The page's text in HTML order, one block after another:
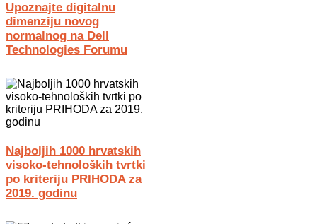
Upoznajte digitalnu
dimenziju novog
normalnog na Dell
Technologies Forumu
Najboljih 1000 hrvatskih
visoko-tehnoloških tvrtki
po kriteriju PRIHODA za
2019. godinu